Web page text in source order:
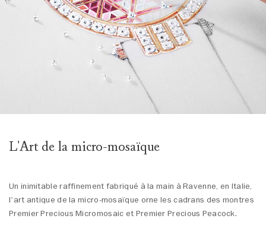
L'Art de la micro-mosaïque
Un inimitable raffinement fabriqué à la main à Ravenne, en Italie,
l'art antique de la micro-mosaïque orne les cadrans des montres
Premier Precious Micromosaic et Premier Precious Peacock.